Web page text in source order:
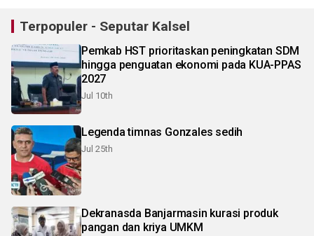
Terpopuler - Seputar Kalsel
Pemkab HST prioritaskan peningkatan SDM
hingga penguatan ekonomi pada KUA-PPAS
2027
Jul 10th
Legenda timnas Gonzales sedih
Jul 25th
Dekranasda Banjarmasin kurasi produk
pangan dan kriya UMKM